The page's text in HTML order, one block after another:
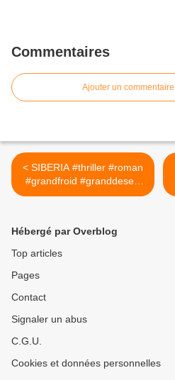
Commentaires
Ajouter un commentaire
< SIBERIA #thriller #roman
#grandfroid #granddesert
#effroi #goulag #staline
Hébergé par Overblog
Top articles
Pages
Contact
Signaler un abus
C.G.U.
Cookies et données personnelles